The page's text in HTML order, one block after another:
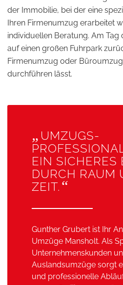
der Immobilie, bei der eine
Ihren Firmenumzug erarbeitet
individuellen Beratung. Am
auf einen großen Fuhrpark
Firmenumzug oder
durchführen lässt.
„ UMZUGS­
EIN SICHERES
DURCH RAUM
ZEIT. “
Gunther Grubert ist Ihr
Umzüge Mansholt. Als
Unternehmenskunden
Auslandsumzüge sorgt
und professionelle